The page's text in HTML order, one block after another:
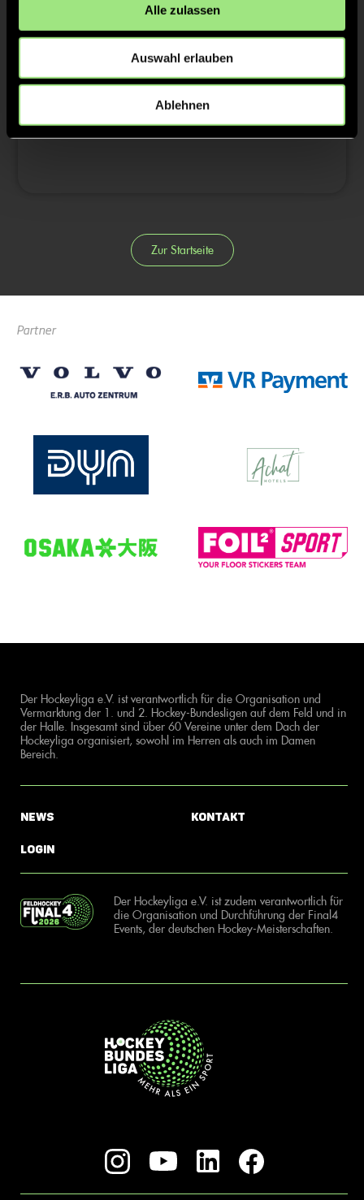
Alle zulassen
Auswahl erlauben
Ablehnen
3/4
4/4
Zur Startseite
Partner
Der Hockeyliga e.V. ist verantwortlich für die Organisation und
Vermarktung der 1. und 2. Hockey-Bundesligen auf dem Feld und in
der Halle. Insgesamt sind über 60 Vereine unter dem Dach der
Hockeyliga organisiert, sowohl im Herren als auch im Damen
Bereich.
News
Login
Kontakt
Der Hockeyliga e.V. ist zudem verantwortlich für
die Organisation und Durchführung der Final4
Events, der deutschen Hockey-Meisterschaften.